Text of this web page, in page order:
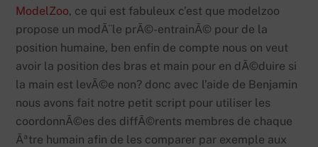
ModelZoo, ce qui est fabuleux c’est que modelzoo
propose un modÃ¨le prÃ©-entrainÃ© pour de la
position humaine, ben enfin de compte nous on veut
avoir la position des bras et main pour en dÃ©duire si
la main est levÃ©e non? donc avec l’aide de Benjamin
nous avons fait notre petit script pour utiliser les
coordonnÃ©es des diffÃ©rents membres de chaque
Ãªtre humain afin de les comparer par exemple aux